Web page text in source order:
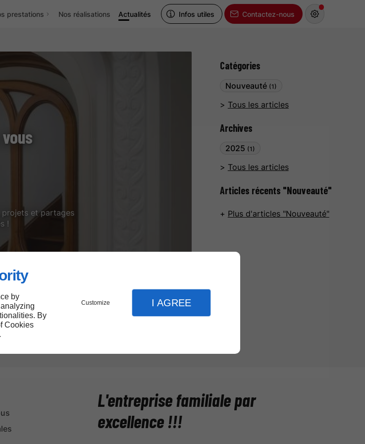
by
By
Cookies
.
Customize I AGREE
prestations Nos réalisations Actualités Infos utiles Contactez-nous
Catégories
Nouveauté (1)
Tous les articles
Archives
2025 (1)
Tous les articles
Articles récents "Nouveauté"
Plus d'articles "Nouveauté"
projets et partages
!
d’accéder plus facilement à nos services et
les meilleures pratiques d’accessibilité afin que
notre empreinte numérique.
et accessibilité.
L'entreprise familiale par
excellence !!!